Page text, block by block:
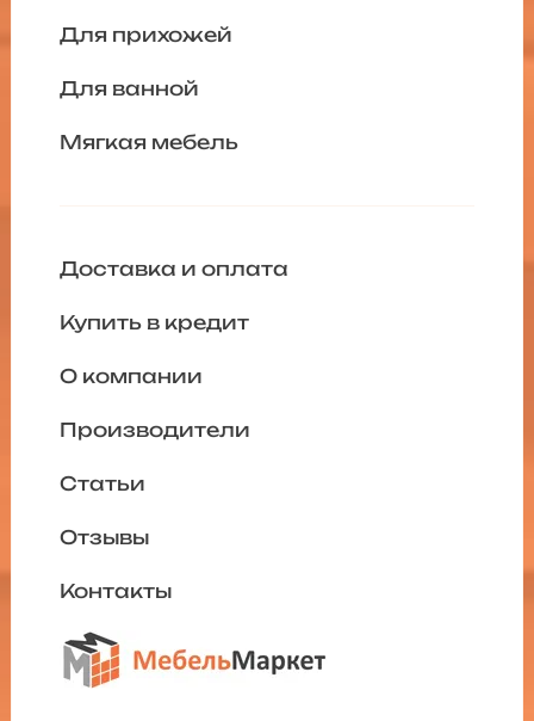
Для прихожей
Для ванной
Мягкая мебель
Доставка и оплата
Купить в кредит
О компании
Производители
Статьи
Отзывы
Контакты